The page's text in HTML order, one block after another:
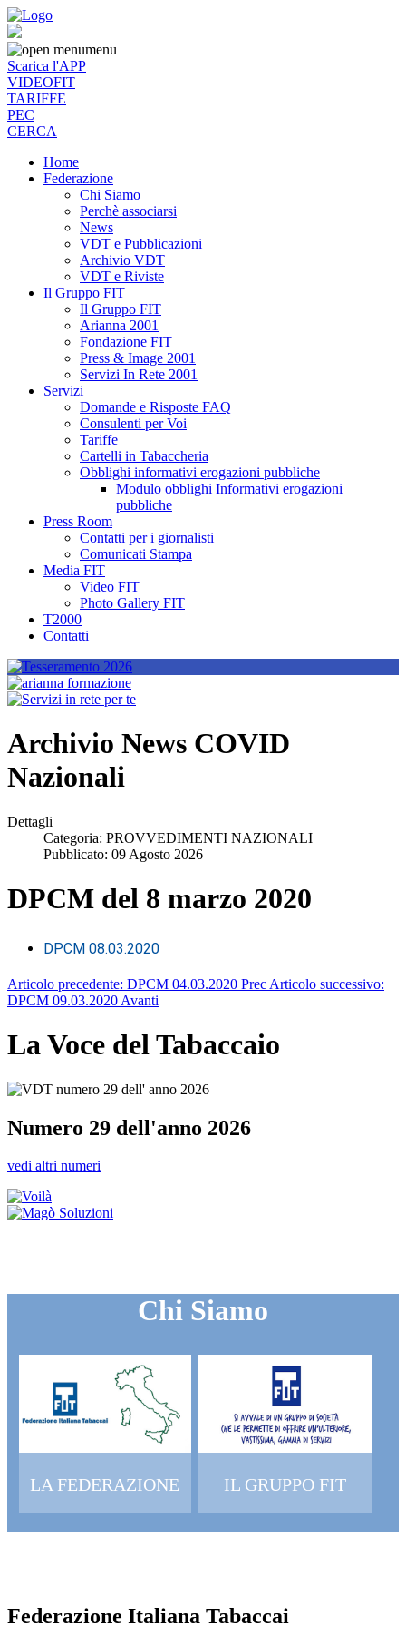
menu
Scarica l'APP
VIDEOFIT
TARIFFE
PEC
CERCA
Home
Federazione
Chi Siamo
Perchè associarsi
News
VDT e Pubblicazioni
Archivio VDT
VDT e Riviste
Il Gruppo FIT
Il Gruppo FIT
Arianna 2001
Fondazione FIT
Press & Image 2001
Servizi In Rete 2001
Servizi
Domande e Risposte FAQ
Consulenti per Voi
Tariffe
Cartelli in Tabaccheria
Obblighi informativi erogazioni pubbliche
Modulo obblighi Informativi erogazioni
pubbliche
Press Room
Contatti per i giornalisti
Comunicati Stampa
Media FIT
Video FIT
Photo Gallery FIT
T2000
Contatti
Archivio News COVID
Nazionali
Dettagli
Categoria: PROVVEDIMENTI NAZIONALI
Pubblicato: 09 Agosto 2026
DPCM del 8 marzo 2020
DPCM 08.03.2020
Articolo precedente: DPCM 04.03.2020 Prec Articolo successivo:
DPCM 09.03.2020 Avanti
La Voce del Tabaccaio
Numero 29 dell'anno 2026
vedi altri numeri
Chi Siamo
LA FEDERAZIONE IL GRUPPO FIT
Federazione Italiana Tabaccai